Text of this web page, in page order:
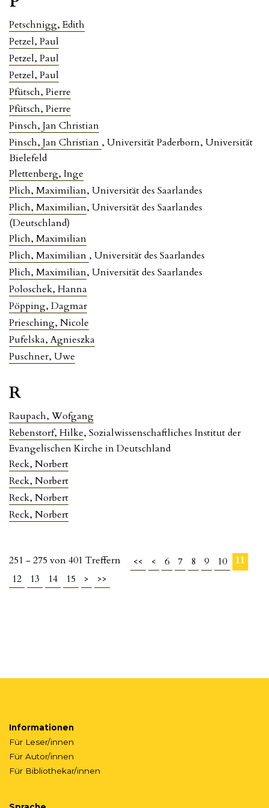
Petschnigg, Edith
Petzel, Paul
Petzel, Paul
Petzel, Paul
Pfütsch, Pierre
Pfütsch, Pierre
Pinsch, Jan Christian
Pinsch, Jan Christian , Universität Paderborn, Universität
Bielefeld
Plettenberg, Inge
Plich, Maximilian, Universität des Saarlandes
Plich, Maximilian, Universität des Saarlandes
(Deutschland)
Plich, Maximilian
Plich, Maximilian , Universität des Saarlandes
Plich, Maximilian, Universität des Saarlandes
Poloschek, Hanna
Pöpping, Dagmar
Priesching, Nicole
Pufelska, Agnieszka
Puschner, Uwe
R
Raupach, Wofgang
Rebenstorf, Hilke, Sozialwissenschaftliches Institut der
Evangelischen Kirche in Deutschland
Reck, Norbert
Reck, Norbert
Reck, Norbert
Reck, Norbert
251 - 275 von 401 Treffern << < 6 7 8 9 10
11
12
13 14 15 > >>
Informationen
Für Leser/innen
Für Autor/innen
Für Bibliothekar/innen